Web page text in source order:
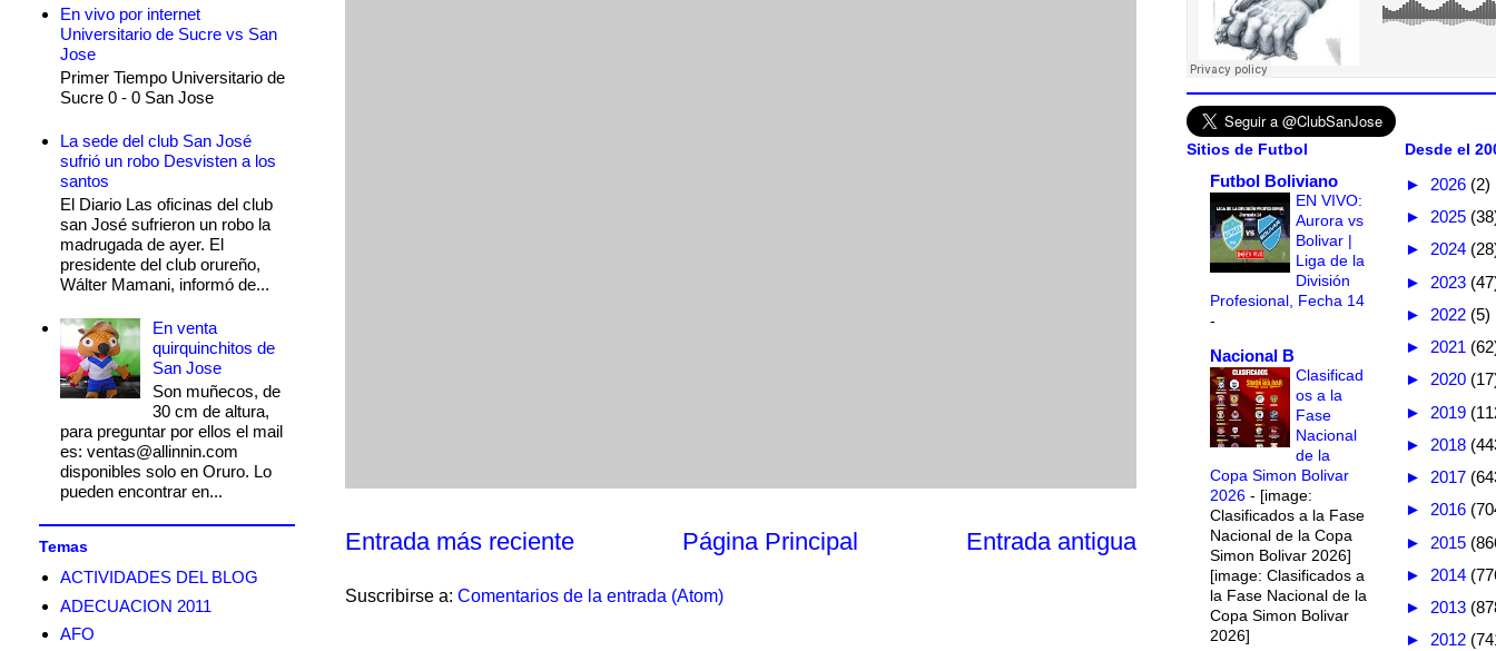
Entrada más reciente Entrada antigua
Página Principal
Suscribirse a: Comentarios de la entrada (Atom)
En vivo por internet
Universitario de Sucre vs San
Jose
Primer Tiempo Universitario de
Sucre 0 - 0 San Jose
La sede del club San José
sufrió un robo Desvisten a los
santos
El Diario Las oficinas del club
san José sufrieron un robo la
madrugada de ayer. El
presidente del club orureño,
Wálter Mamani, informó de...
En venta
quirquinchitos de
San Jose
Son muñecos, de
30 cm de altura,
para preguntar por ellos el mail
es: ventas@allinnin.com
disponibles solo en Oruro. Lo
pueden encontrar en...
Temas
ACTIVIDADES DEL BLOG
ADECUACION 2011
AFO
Sitios de Futbol
Futbol Boliviano
EN VIVO:
Aurora vs
Bolivar |
Liga de la
División
Profesional, Fecha 14
-
Nacional B
Clasificad
os a la
Fase
Nacional
de la
Copa Simon Bolivar
2026 - [image:
Clasificados a la Fase
Nacional de la Copa
Simon Bolivar 2026]
[image: Clasificados a
la Fase Nacional de la
Copa Simon Bolivar
2026]
Desde el
► 2026 (2)
► 2025
► 2024
► 2023
► 2022 (5)
► 2021
► 2020
► 2019
► 2018
► 2017
► 2016
► 2015
► 2014
► 2013
► 2012